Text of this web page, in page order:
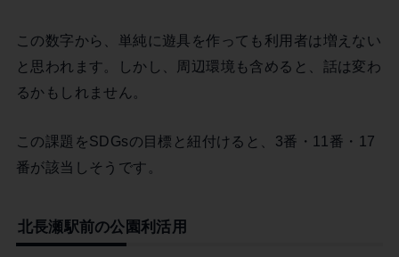
この数字から、単純に遊具を作っても利用者は増えない
と思われます。しかし、周辺環境も含めると、話は変わ
るかもしれません。
この課題をSDGsの目標と紐付けると、3番・11番・17
番が該当しそうです。
北長瀬駅前の公園利活用